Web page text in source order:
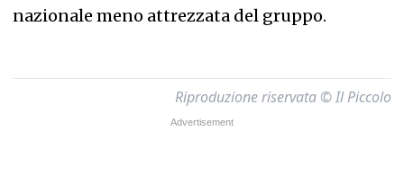
nazionale meno attrezzata del gruppo.
Riproduzione riservata © Il Piccolo